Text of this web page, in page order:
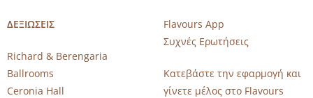
ΔΕΞΙΩΣΕΙΣ
Richard & Berengaria
Ballrooms
Ceronia Hall
Flavours App
Συχνές Ερωτήσεις
Κατεβάστε την εφαρμογή και
γίνετε μέλος στο Flavours